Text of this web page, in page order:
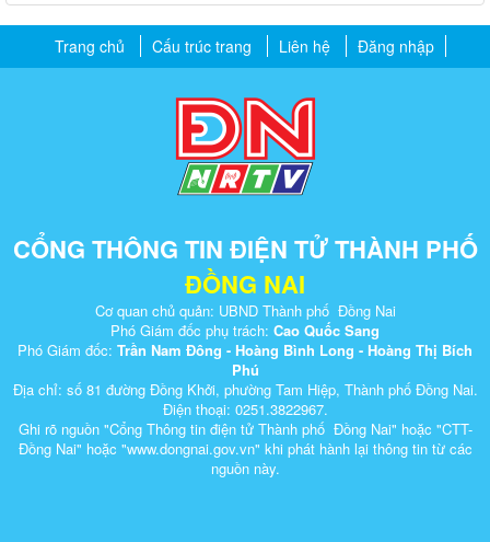
Trang chủ Cấu trúc trang Liên hệ Đăng nhập
CỔNG THÔNG TIN ĐIỆN TỬ THÀNH PHỐ
ĐỒNG NAI
Cơ quan chủ quản: UBND Thành phố Đồng Nai
Phó Giám đốc phụ trách: Cao Quốc Sang
Phó Giám đốc: Trần Nam Đông - Hoàng Bình Long - Hoàng Thị Bích
Phú
Địa chỉ: số 81 đường Đồng Khởi, phường Tam Hiệp, Thành phố Đồng Nai.
Điện thoại: 0251.3822967.
Ghi rõ nguồn "Cổng Thông tin điện tử Thành phố Đồng Nai" hoặc "CTT-
Đồng Nai" hoặc "www.dongnai.g​ov.vn" khi ​phát hành lại thông tin từ các
nguồn này.​